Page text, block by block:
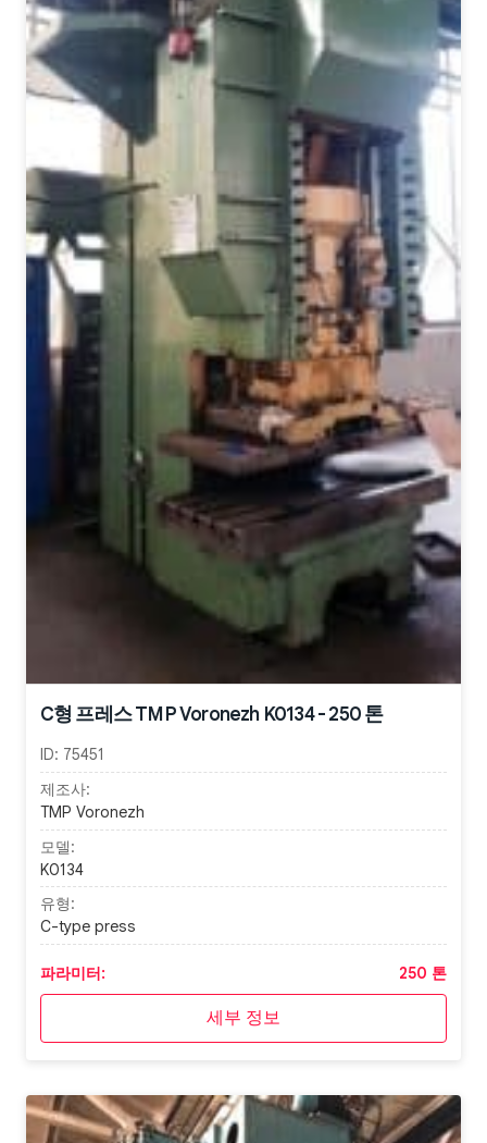
C형 프레스 TMP Voronezh K0134 - 250 톤
ID: 75451
제조사:
TMP Voronezh
모델:
K0134
유형:
C-type press
파라미터: 250 톤
세부 정보